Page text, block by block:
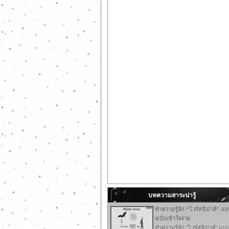
บทความสาระน่ารู้
ทำความรู้จัก “ไวรัสนิปาห์” แ
ฉบับเข้าใจง่าย
ทำความรู้จัก “ไวรัสนิปาห์” แบบ